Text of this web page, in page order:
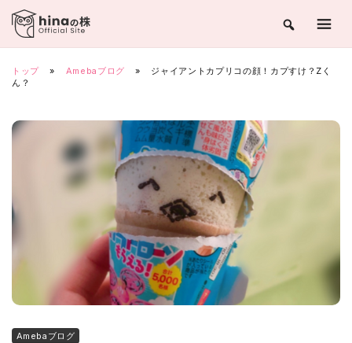
Skip
content
トップ » Amebaブログ »
ジャイアントカプリコの顔！カプすけ？Zく
ん？
Amebaブログ